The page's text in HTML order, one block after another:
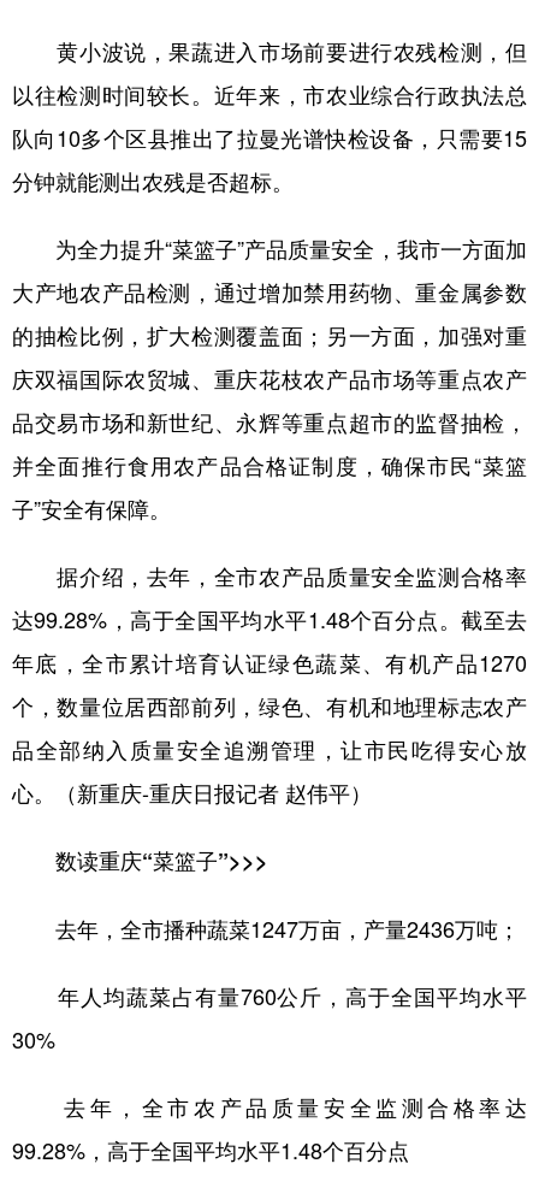
黄小波说，果蔬进入市场前要进行农残检测，但
以往检测时间较长。近年来，市农业综合行政执法总
队向10多个区县推出了拉曼光谱快检设备，只需要15
分钟就能测出农残是否超标。
为全力提升“菜篮子”产品质量安全，我市一方面加
大产地农产品检测，通过增加禁用药物、重金属参数
的抽检比例，扩大检测覆盖面；另一方面，加强对重
庆双福国际农贸城、重庆花枝农产品市场等重点农产
品交易市场和新世纪、永辉等重点超市的监督抽检，
并全面推行食用农产品合格证制度，确保市民“菜篮
子”安全有保障。
据介绍，去年，全市农产品质量安全监测合格率
达99.28%，高于全国平均水平1.48个百分点。截至去
年底，全市累计培育认证绿色蔬菜、有机产品1270
个，数量位居西部前列，绿色、有机和地理标志农产
品全部纳入质量安全追溯管理，让市民吃得安心放
心。（新重庆-重庆日报记者 赵伟平）
数读重庆“菜篮子”>>>
去年，全市播种蔬菜1247万亩，产量2436万吨；
年人均蔬菜占有量760公斤，高于全国平均水平
30%
去年，全市农产品质量安全监测合格率达
99.28%，高于全国平均水平1.48个百分点